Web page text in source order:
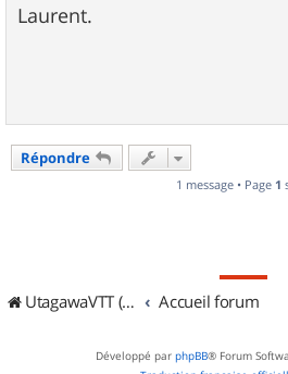
Laurent.
Répondre
1 message • Page 1
UtagawaVTT (Randos VTT et VTTAE avec traces GPS) Accueil forum
Développé par phpBB® Forum